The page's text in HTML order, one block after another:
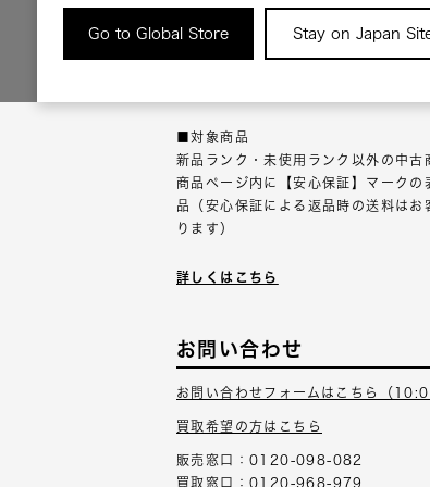
Go to Global Store Stay on Japan
返品について
■対象商品
新品ランク・未使用ランク以外の中古
商品ページ内に【安心保証】マークの
品（安心保証による返品時の送料はお
ります）
詳しくはこちら
お問い合わせ
お問い合わせフォームはこちら（
買取希望の方はこちら
販売窓口：0120-098-082
買取窓口：0120-968-979